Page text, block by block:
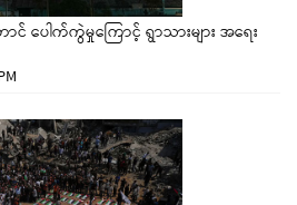
ပေါက်ကွဲမှုကြောင့် ရွာသားများ အရေး